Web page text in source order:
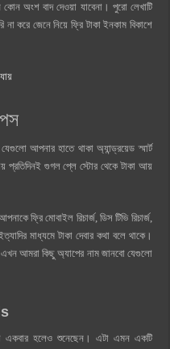
কোন অংশ বাদ দেওয়া যাবেনা। পুরো লেখাটি
করে জেনে নিয়ে ফ্রি টাকা ইনকাম বিকাশে
আপনার হাতে থাকা অ্যান্ড্রয়েড স্মার্ট
প্রতিদিনই গুগল প্লে স্টোর থেকে টাকা আয়
ফ্রি মোবাইল রিচার্জ, ডিস টিভি রিচার্জ,
মাধ্যমে টাকা দেবার কথা বলে থাকে।
আমরা কিছু অ্যাপের নাম জানবো যেগুলো
হলেও শুনেছেন। এটা এমন একটি